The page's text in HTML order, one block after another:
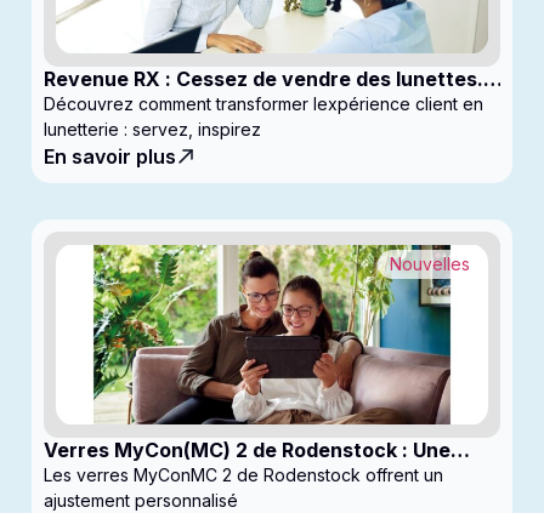
Revenue RX : Cessez de vendre des lunettes.
Commencez à générer des profits
Découvrez comment transformer lexpérience client en
lunetterie : servez, inspirez
En savoir plus
Verres MyCon(MC) 2 de Rodenstock : Une
nouvelle génération de verres pour
enfantsconçus pour le contrôle de la myopie
Nouvelles
Les verres MyConMC 2 de Rodenstock offrent un
ajustement personnalisé